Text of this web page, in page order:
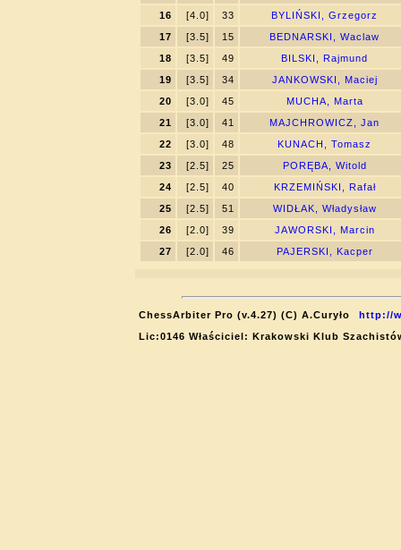
16
[4.0] 33
BYLIŃSKI, Grzegorz
17
[3.5] 15
BEDNARSKI, Waclaw
18
[3.5] 49
BILSKI, Rajmund
19
[3.5] 34
JANKOWSKI, Maciej
20
[3.0] 45
MUCHA, Marta
21
[3.0] 41
MAJCHROWICZ, Jan
22
[3.0] 48
KUNACH, Tomasz
23
[2.5] 25
PORĘBA, Witold
24
[2.5] 40
KRZEMIŃSKI, Rafał
25
[2.5] 51
WIDŁAK, Władysław
26
[2.0] 39
JAWORSKI, Marcin
27
[2.0] 46 PAJERSKI, Kacper
ChessArbiter Pro (v.4.27) (C) A.Curyło
http://
Lic:0146 Właściciel: Krakowski Klub